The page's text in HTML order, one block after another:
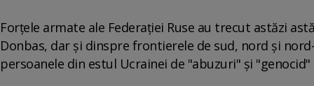
Forțele armate ale Federației Ruse au trecut astăzi
Donbas, dar și dinspre frontierele de sud, nord și
persoanele din estul Ucrainei de "abuzuri" şi